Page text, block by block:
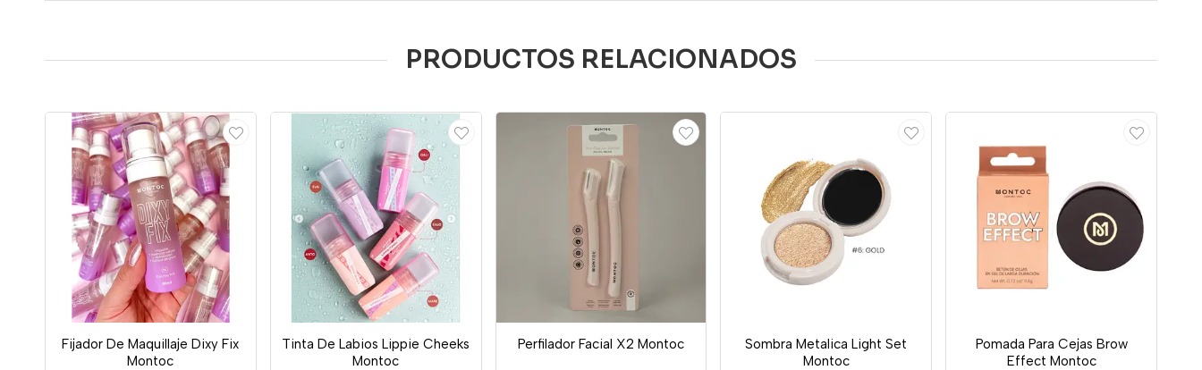
PRODUCTOS RELACIONADOS
Fijador De Maquillaje Dixy Fix
Montoc
Tinta De Labios Lippie Cheeks
Montoc
Perfilador Facial X2 Montoc
Sombra Metalica Light Set
Montoc
Pomada Para Cejas Brow
Effect Montoc